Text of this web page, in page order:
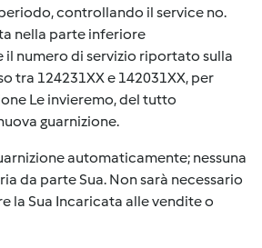
controllando il service no.
nella parte inferiore
il numero di servizio riportato sulla
tra 124231XX e 142031XX, per
Le invieremo, del tutto
guarnizione.
automaticamente; nessuna
da parte Sua. Non sarà necessario
la Sua Incaricata alle vendite o